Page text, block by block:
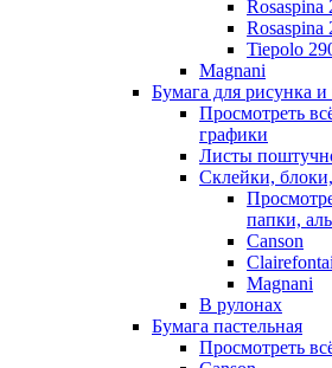
Rosaspina
Rosaspina
Tiepolo
Magnani
Бумага для рисунка
Просмотреть
графики
Листы
Склейки,
папки,
Canson
Magnani
В рулонах
Бумага пастельная
Просмотреть